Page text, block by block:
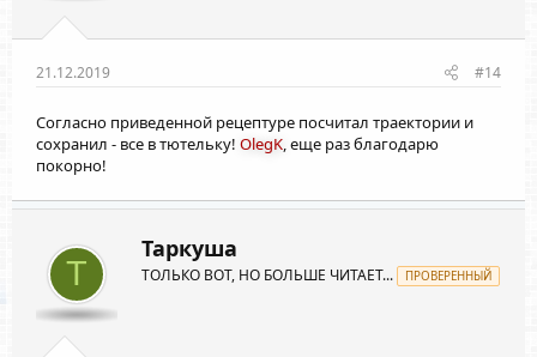
21.12.2019 #14
Согласно приведенной рецептуре посчитал траектории и
сохранил - все в тютельку! OlegK, еще раз благодарю
покорно!
Т
Таркуша
ТОЛЬКО ВОТ, НО БОЛЬШЕ ЧИТАЕТ... ПРОВЕРЕННЫЙ